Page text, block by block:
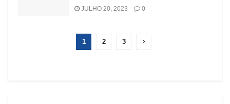
JULHO 20, 2023 0
1 2 3